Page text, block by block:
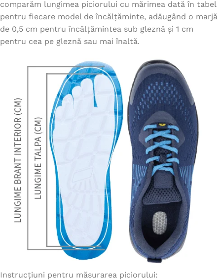
comparăm lungimea piciorului cu mărimea dată în tabel
pentru fiecare model de încălțăminte, adăugând o marjă
de 0,5 cm pentru încălțămintea sub gleznă și 1 cm
pentru cea pe gleznă sau mai înaltă.
Instrucțiuni pentru măsurarea piciorului: